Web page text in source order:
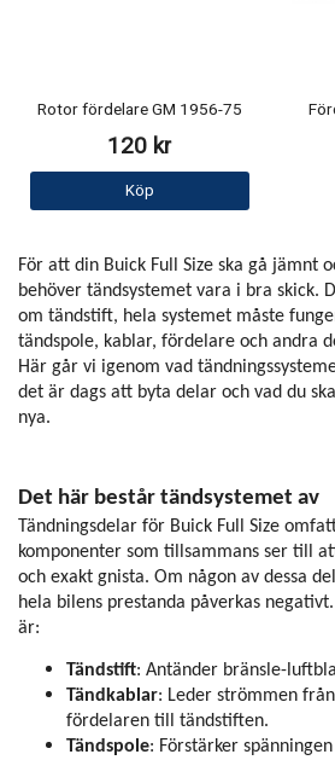
Rotor fördelare GM 1956-75
120 kr
Köp
För att din Buick Full Size ska gå jämnt
behöver tändsystemet vara i bra skick.
om tändstift, hela systemet måste
tändspole, kablar, fördelare och andra
Här går vi igenom vad
det är dags att byta delar och vad du
nya.
Det här består tändsystemet av
Tändningsdelar för Buick Full Size
komponenter som tillsammans ser till
och exakt gnista. Om någon av dessa
hela bilens prestanda påverkas
är:
Tändstift: Antänder bränsle-
Tändkablar: Leder strömmen
fördelaren till tändstiften.
Tändspole: Förstärker